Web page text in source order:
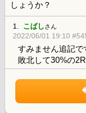
しょうか？
1. こばしさん
2022/06/01 19:10
すみません追記
敗北して30%の